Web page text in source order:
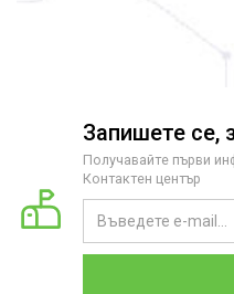
Запишете се,
Получавайте първи
Контактен център